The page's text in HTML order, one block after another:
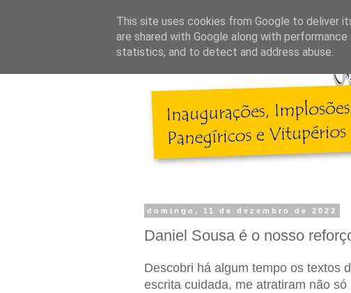
domingo, 11 de dezembro de 2022
Daniel Sousa é o nosso
Descobri há algum tempo os textos
escrita cuidada, me atratiram não
This site uses cookies from Google to deliver
are shared with Google along with
statistics, and to detect and address abuse.